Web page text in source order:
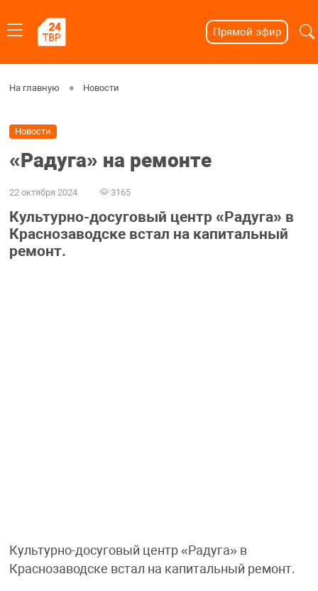
Прямой эфир
На главную Новости
Новости
«Радуга» на ремонте
22 октября 2024 3165
Культурно-досуговый центр «Радуга» в
Краснозаводске встал на капитальный
ремонт.
Культурно-досуговый центр «Радуга» в
Краснозаводске встал на капитальный ремонт.